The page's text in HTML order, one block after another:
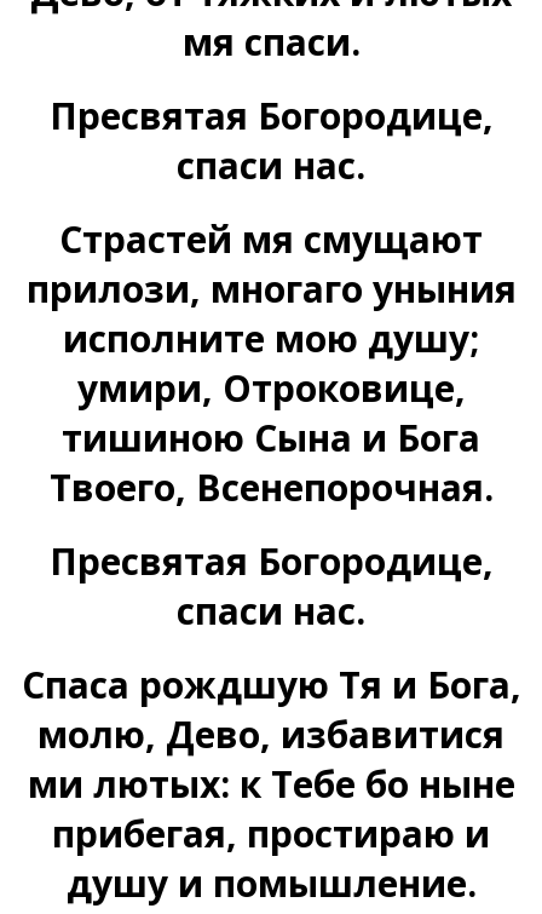
мя спаси.
Пресвятая Богородице,
спаси нас.
Страстей мя смущают
прилози, многаго уныния
исполните мою душу;
умири, Отроковице,
тишиною Сына и Бога
Твоего, Всенепорочная.
Пресвятая Богородице,
спаси нас.
Спаса рождшую Тя и Бога,
молю, Дево, избавитися
ми лютых: к Тебе бо ныне
прибегая, простираю и
душу и помышление.